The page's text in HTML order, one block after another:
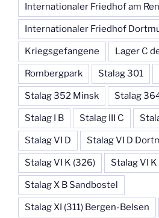
Internationaler Friedhof am
Internationaler Friedhof
Kriegsgefangene Lager C
Rombergpark Stalag 301
Stalag 352 Minsk Stalag
Stalag I B Stalag III C
Stalag VI D Stalag VI D
Stalag VI K (326) Stalag VI
Stalag X B Sandbostel
Stalag XI (311) Bergen-Belsen